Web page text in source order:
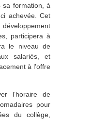
sa formation, à
achevée. Cet
participera à
le niveau de
salariés, et
à l’offre
l’horaire de
pour
du collège,